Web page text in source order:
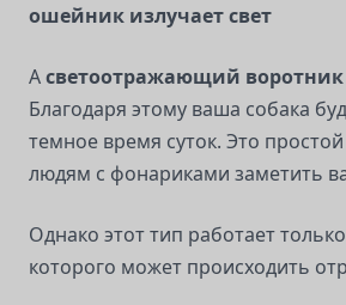
ошейник излучает свет
Aсветоотражающий воротник
Благодаря этому ваша собака
темное время суток. Это
людям с фонариками заметить
Однако этот тип работает
которого может происходить